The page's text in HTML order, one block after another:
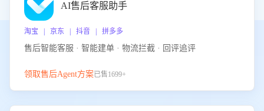
AI售后客服助手
淘宝 | 京东 | 抖音 | 拼多多
售后智能客服 · 智能建单 · 物流拦截 · 回评追评
领取售后Agent方案已售1699+